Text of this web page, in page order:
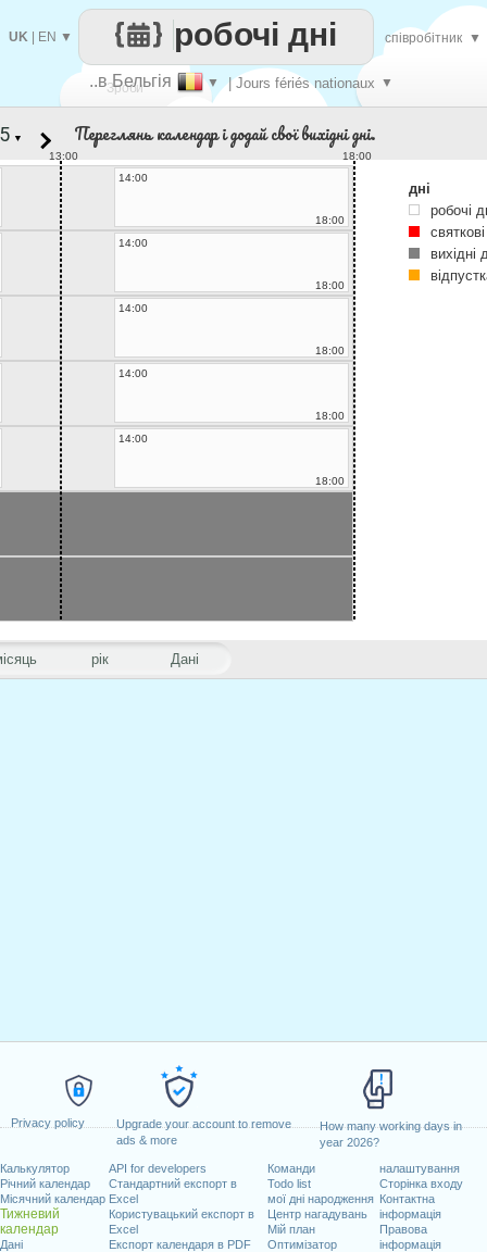
Privacy policy
Upgrade your account to remove
ads & more
How many working days in
year 2026?
Калькулятор
Річний календар
Місячний календар
Тижневий
календар
Дані
API for developers
Стандартний експорт в
Excel
Користувацький експорт в
Excel
Експорт календаря в PDF
Команди
Todo list
мої дні народження
Центр нагадувань
Мій план
Оптимізатор
налаштування
Сторінка входу
Контактна
інформація
Правова
інформація
Зроби
..в Бельгія ▼ | Jours fériés nationaux ▼
робочі дні
UK EN ▼ співробітник ▼
рік Дані
▼ Переглянь календар і додай свої вихідні дні.
13:00
18:00
14:00
18:00
14:00
18:00
14:00
18:00
14:00
18:00
14:00
18:00
дні
робочі
вихідні